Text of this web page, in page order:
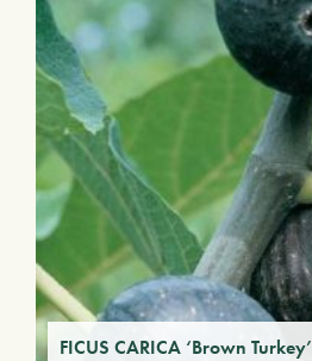
FICUS CARICA ‘Brown Turkey’